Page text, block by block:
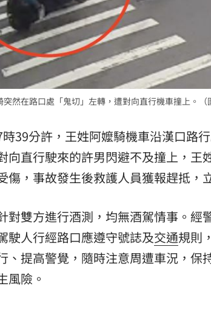
突然在路口處「鬼切」左轉，遭對向直行機車撞上。（
39分許，王姓阿嬤騎機車沿漢口路
向直行駛來的許男閃避不及撞上，
傷，事故發生後救護人員獲報趕抵，
對雙方進行酒測，均無酒駕情事。
駛人行經路口應遵守號誌及交通規則
、提高警覺，隨時注意周遭車況，
風險。